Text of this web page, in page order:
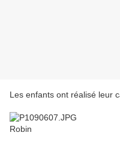
Les enfants ont réalisé leur
Robin